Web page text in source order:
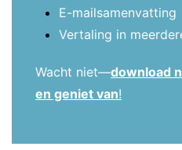
E-mailsamenvatting
Vertaling in
Wacht niet—download
en geniet van!